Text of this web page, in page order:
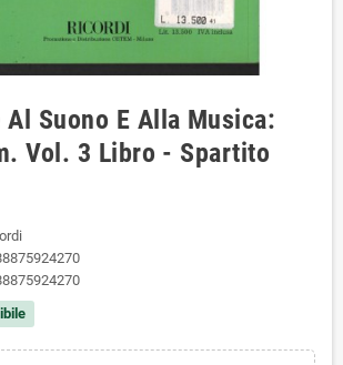
Al Suono E Alla Musica:
Vol. 3 Libro - Spartito